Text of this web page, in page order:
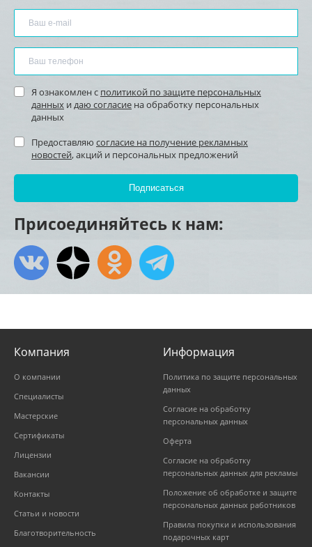
Я ознакомлен с политикой по защите персональных
данных и даю согласие на обработку персональных
данных
Предоставляю согласие на получение рекламных
новостей, акций и персональных предложений
Присоединяйтесь к нам:
Компания
О компании
Специалисты
Мастерские
Сертификаты
Лицензии
Вакансии
Контакты
Статьи и новости
Благотворительность
Информация
Политика по защите персональных
данных
Согласие на обработку
персональных данных
Оферта
Согласие на обработку
персональных данных для рекламы
Положение об обработке и защите
персональных данных работников
Правила покупки и использования
подарочных карт